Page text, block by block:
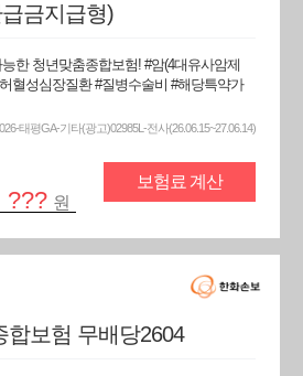
금지급형)
한 청년맞춤종합보험! #암(4대유사암제
혈성심장질환 #질병수술비 #해당특약가
태평GA-기타(광고)02985L-전사(26.06.15~27.06.14)
??? 원
보험료 계산
합보험 무배당2604